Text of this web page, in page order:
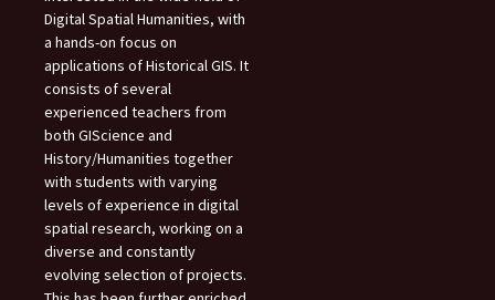
Digital Spatial Humanities, with
a hands-on focus on
applications of Historical GIS. It
consists of several
experienced teachers from
both GIScience and
History/Humanities together
with students with varying
levels of experience in digital
spatial research, working on a
diverse and constantly
evolving selection of projects.